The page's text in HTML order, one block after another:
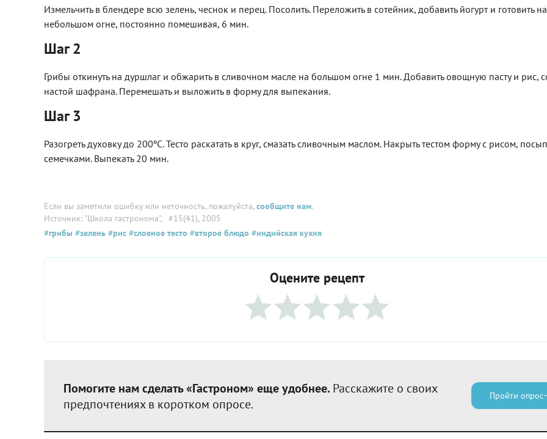
Измельчить в блендере всю зелень, чеснок и перец. Посолить. Переложить в сотейник, добавить йогурт и готовить на
небольшом огне, постоянно помешивая, 6 мин.
Шаг 2
Грибы откинуть на дуршлаг и обжарить в сливочном масле на большом огне 1 мин. Добавить овощную пасту и рис,
настой шафрана. Перемешать и выложить в форму для выпекания.
Шаг 3
Разогреть духовку до 200ºС. Тесто раскатать в круг, смазать сливочным маслом. Накрыть тестом форму с рисом,
семечками. Выпекать 20 мин.
Если вы заметили ошибку или неточность, пожалуйста,сообщите нам.
Источник: "Школа гастронома", #15(41), 2005
#грибы #зелень #рис #слоеное тесто #второе блюдо #индийская кухня
Оцените рецепт
Помогите нам сделать «Гастроном» еще удобнее. Расскажите о своих
предпочтениях в коротком опросе.
Пройти опрос